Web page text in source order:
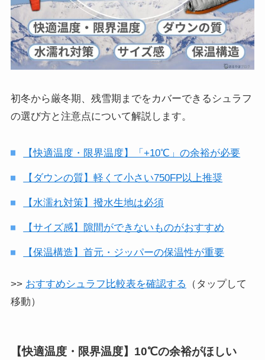
初冬から厳冬期、残雪期までをカバーできるシュラフ
の選び方と注意点について解説します。
【快適温度・限界温度】「+10℃」の余裕が必要
【ダウンの質】軽くて小さい750FP以上推奨
【水濡れ対策】撥水生地は必須
【サイズ感】隙間ができないものがおすすめ
【保温構造】首元・ジッパーの保温性が重要
>> おすすめシュラフ比較表を確認する
（タップして
移動）
【快適温度・限界温度】10℃の余裕がほしい